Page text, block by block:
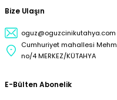
Bize Ulaşın
oguz@oguzcinikutahya.com
Cumhuriyet mahallesi
no/4 MERKEZ/KÜTAHYA
E-Bülten Abonelik